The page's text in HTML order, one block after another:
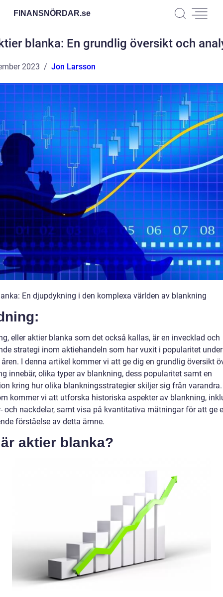
FINANSNÖRDAR.se
blanka: En grundlig översikt och
2023 Jon Larsson
En djupdykning i den komplexa världen av blankning
eller aktier blanka som det också kallas, är en invecklad och
strategi inom aktiehandeln som har vuxit i popularitet
I denna artikel kommer vi att ge dig en grundlig översikt
innebär, olika typer av blankning, dess popularitet samt en
kring hur olika blankningsstrategier skiljer sig från varandra.
kommer vi att utforska historiska aspekter av blankning,
och nackdelar, samt visa på kvantitativa mätningar för att ge
förståelse av detta ämne.
aktier blanka?